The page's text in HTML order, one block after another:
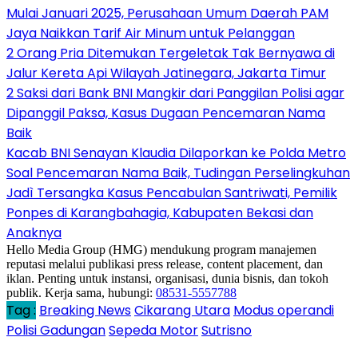
Mulai Januari 2025, Perusahaan Umum Daerah PAM
Jaya Naikkan Tarif Air Minum untuk Pelanggan
2 Orang Pria Ditemukan Tergeletak Tak Bernyawa di
Jalur Kereta Api Wilayah Jatinegara, Jakarta Timur
2 Saksi dari Bank BNI Mangkir dari Panggilan Polisi agar
Dipanggil Paksa, Kasus Dugaan Pencemaran Nama
Baik
Kacab BNI Senayan Klaudia Dilaporkan ke Polda Metro
Soal Pencemaran Nama Baik, Tudingan Perselingkuhan
Jadì Tersangka Kasus Pencabulan Santriwati, Pemilik
Ponpes di Karangbahagia, Kabupaten Bekasi dan
Anaknya
Hello Media Group (HMG) mendukung program manajemen
reputasi melalui publikasi press release, content placement, dan
iklan. Penting untuk instansi, organisasi, dunia bisnis, dan tokoh
publik. Kerja sama, hubungi: 08531-5557788
Tag : Breaking NewsCikarang Utara Modus operandi
Polisi GadunganSepeda MotorSutrisno